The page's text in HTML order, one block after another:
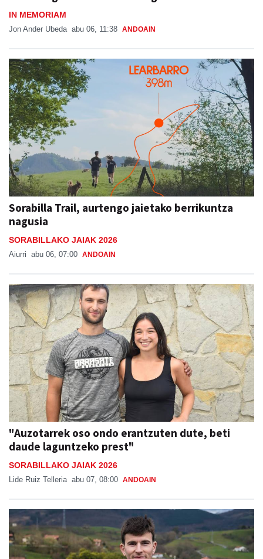
IN MEMORIAM
Jon Ander Ubeda abu 06, 11:38 ANDOAIN
Sorabilla Trail, aurtengo jaietako berrikuntza
nagusia
SORABILLAKO JAIAK 2026
Aiurri abu 06, 07:00 ANDOAIN
"Auzotarrek oso ondo erantzuten dute, beti
daude laguntzeko prest"
SORABILLAKO JAIAK 2026
Lide Ruiz Telleria abu 07, 08:00 ANDOAIN